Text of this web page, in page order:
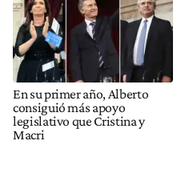
En su primer año, Alberto
consiguió más apoyo
legislativo que Cristina y
Macri